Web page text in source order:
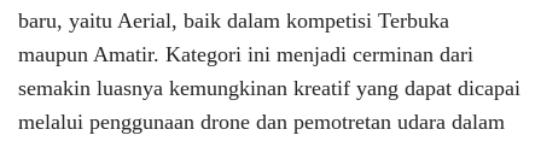
baru, yaitu Aerial, baik dalam kompetisi Terbuka
maupun Amatir. Kategori ini menjadi cerminan dari
semakin luasnya kemungkinan kreatif yang dapat dicapai
melalui penggunaan drone dan pemotretan udara dalam